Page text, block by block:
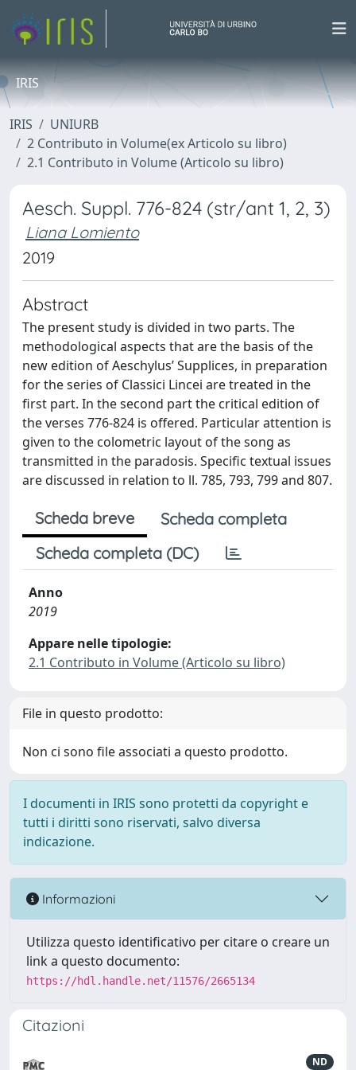
IRIS
IRIS
UNIURB
2 Contributo in Volume(ex Articolo su libro)
2.1 Contributo in Volume (Articolo su libro)
Aesch. Suppl. 776-824 (str/ant 1, 2, 3)
Liana Lomiento
2019
Abstract
The present study is divided in two parts. The
methodological aspects that are the basis of the
new edition of Aeschylus’ Supplices, in preparation
for the series of Classici Lincei are treated in the
first part. In the second part the critical edition of
the verses 776-824 is offered. Particular attention is
given to the colometric layout of the song as
transmitted in the paradosis. Specific textual issues
are discussed in relation to ll. 785, 793, 799 and 807.
Scheda breve
Scheda completa
Scheda completa (DC)
Anno
2019
Appare nelle tipologie:
2.1 Contributo in Volume (Articolo su libro)
File in questo prodotto:
Non ci sono file associati a questo prodotto.
I documenti in IRIS sono protetti da copyright e
tutti i diritti sono riservati, salvo diversa
indicazione.
Informazioni
Utilizza questo identificativo per citare o creare un
link a questo documento:
https://hdl.handle.net/11576/2665134
Citazioni
ND